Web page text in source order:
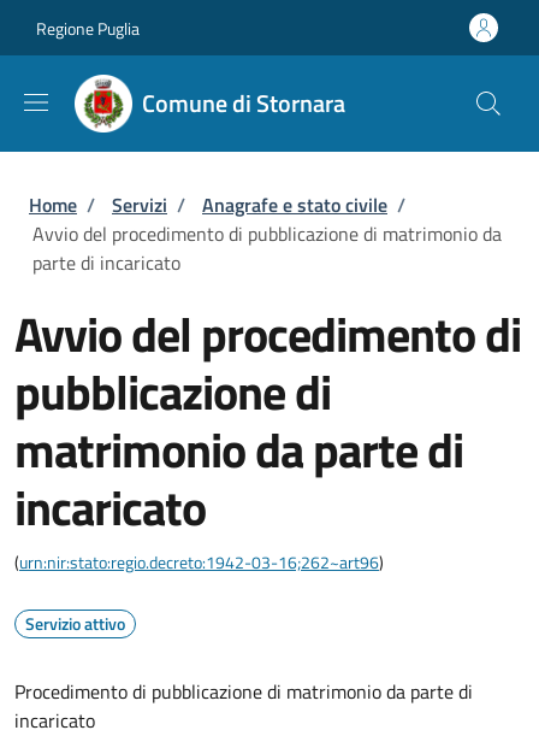
Regione Puglia
Comune di Stornara
Briciole di pane
Home / Servizi / Anagrafe e stato civile /
Avvio del procedimento di pubblicazione di matrimonio da
parte di incaricato
Avvio del procedimento di
pubblicazione di
matrimonio da parte di
incaricato
(urn:nir:stato:regio.decreto:1942-03-16;262~art96)
Servizio attivo
Procedimento di pubblicazione di matrimonio da parte di
incaricato